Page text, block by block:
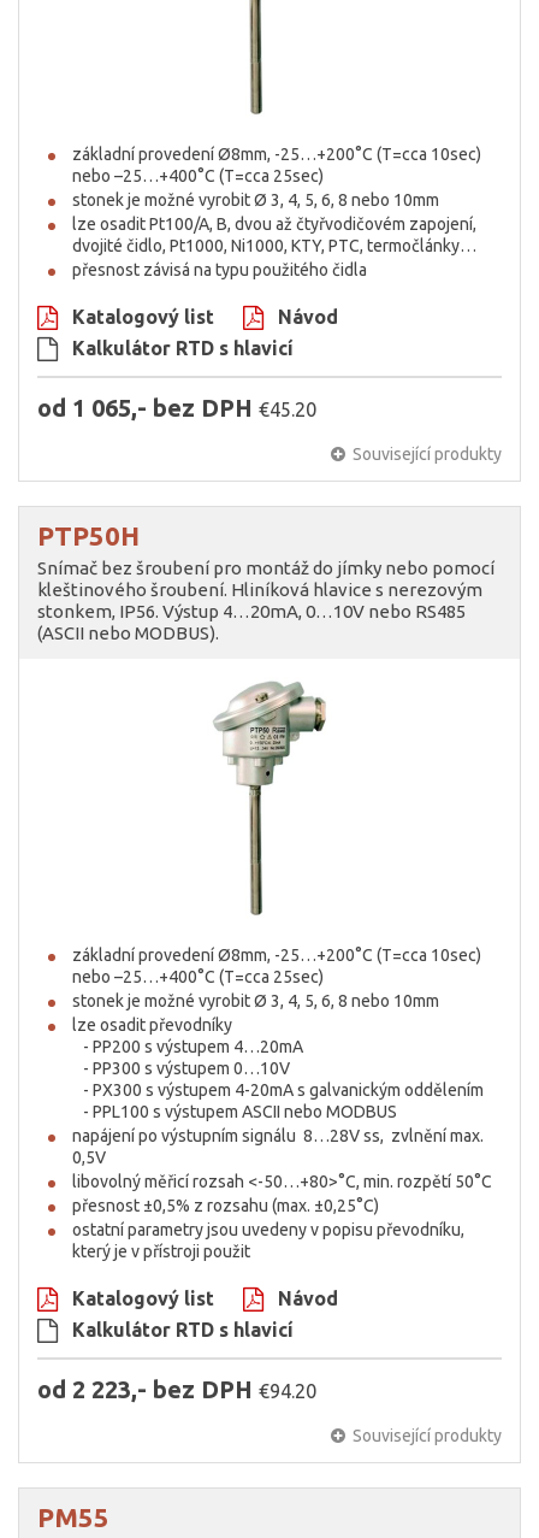
základní provedení Ø8mm, -25…+200°C (T=cca 10sec)
nebo –25…+400°C (T=cca 25sec)
stonek je možné vyrobit Ø 3, 4, 5, 6, 8 nebo 10mm
lze osadit Pt100/A, B, dvou až čtyřvodičovém zapojení,
dvojité čidlo, Pt1000, Ni1000, KTY, PTC, termočlánky…
přesnost závisá na typu použitého čidla
Katalogový list
Návod
Kalkulátor RTD s hlavicí
od 1 065,- bez DPH €45.20
Související produkty
PTP50H
Snímač bez šroubení pro montáž do jímky nebo pomocí
kleštinového šroubení. Hliníková hlavice s nerezovým
stonkem, IP56. Výstup 4…20mA, 0…10V nebo RS485
(ASCII nebo MODBUS).
základní provedení Ø8mm, -25…+200°C (T=cca 10sec)
nebo –25…+400°C (T=cca 25sec)
stonek je možné vyrobit Ø 3, 4, 5, 6, 8 nebo 10mm
lze osadit převodníky
- PP200 s výstupem 4…20mA
- PP300 s výstupem 0…10V
- PX300 s výstupem 4-20mA s galvanickým oddělením
- PPL100 s výstupem ASCII nebo MODBUS
napájení po výstupním signálu 8…28V ss, zvlnění max.
0,5V
libovolný měřicí rozsah <-50…+80>°C, min. rozpětí 50°C
přesnost ±0,5% z rozsahu (max. ±0,25°C)
ostatní parametry jsou uvedeny v popisu převodníku,
který je v přístroji použit
Katalogový list
Návod
Kalkulátor RTD s hlavicí
od 2 223,- bez DPH €94.20
Související produkty
PM55